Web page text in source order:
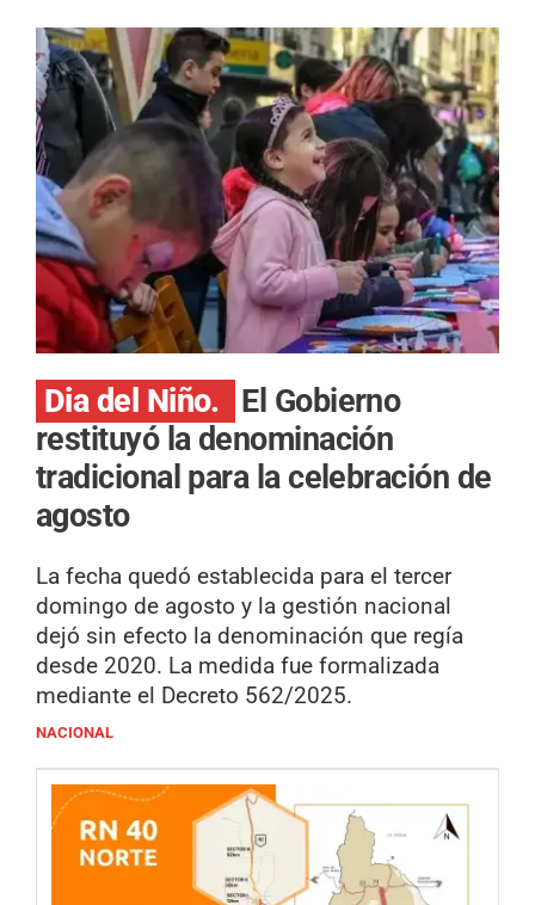
Dia del Niño.
El Gobierno
restituyó la denominación
tradicional para la celebración de
agosto
La fecha quedó establecida para el tercer
domingo de agosto y la gestión nacional
dejó sin efecto la denominación que regía
desde 2020. La medida fue formalizada
mediante el Decreto 562/2025.
NACIONAL